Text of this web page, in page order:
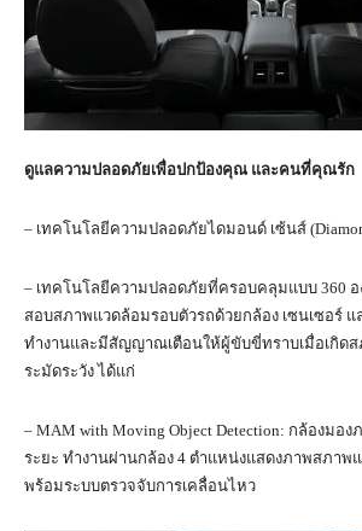
ดูแลความปลอดภัยเพื่อปกป้องคุณ และคนที่คุณรัก
– เทคโนโลยีความปลอดภัยไดมอนด์ เซ้นส์
– เทคโนโลยีความปลอดภัยที่ครอบคลุมแบบ 360 อ
สอบสภาพแวดล้อมรอบตัวรถด้วยกล้อง เซนเซอร์ แ
ทำงานและมีสัญญาณเตือนให้ผู้ขับขี่ทราบเมื่อเกิดส
ระมัดระวัง ได้แก่
– MAM with Moving Object Detection: กล้องมอ
ระยะ ทำงานผ่านกล้อง 4 ตำแหน่งแสดงภาพสภาพ
พร้อมระบบตรวจจับการเคลื่อนไหว